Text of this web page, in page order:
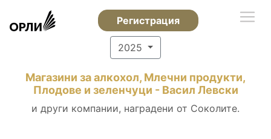
Регистрация
2025
Магазини за алкохол, Млечни продукти,
Плодове и зеленчуци - Васил Левски
и други компании, наградени от Соколите.